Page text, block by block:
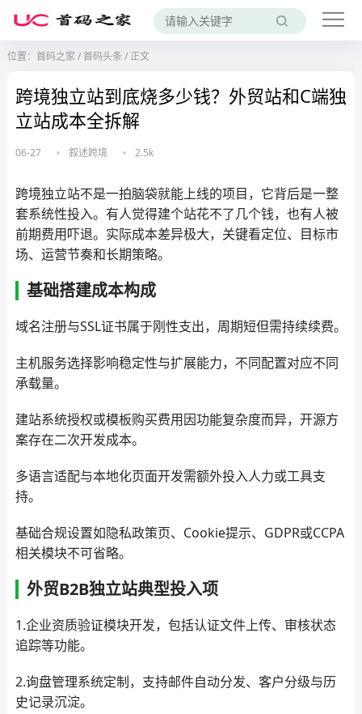
位置： 首码之家 /首码头条 /正文
跨境独立站到底烧多少钱？外贸站和C端独
立站成本全拆解
06-27 叙述跨境 2.5k
跨境独立站不是一拍脑袋就能上线的项目，它背后是一整
套系统性投入。有人觉得建个站花不了几个钱，也有人被
前期费用吓退。实际成本差异极大，关键看定位、目标市
场、运营节奏和长期策略。
基础搭建成本构成
域名注册与SSL证书属于刚性支出，周期短但需持续续费。
主机服务选择影响稳定性与扩展能力，不同配置对应不同
承载量。
建站系统授权或模板购买费用因功能复杂度而异，开源方
案存在二次开发成本。
多语言适配与本地化页面开发需额外投入人力或工具支
持。
基础合规设置如隐私政策页、Cookie提示、GDPR或CCPA
相关模块不可省略。
外贸B2B独立站典型投入项
1.企业资质验证模块开发，包括认证文件上传、审核状态
追踪等功能。
2.询盘管理系统定制，支持邮件自动分发、客户分级与历
史记录沉淀。